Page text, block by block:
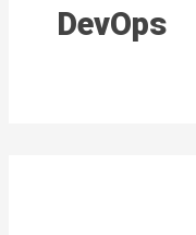
DevOps